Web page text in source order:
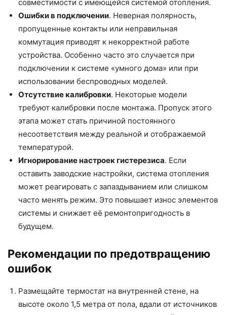
совместимости с имеющейся системой отопления.
Ошибки в подключении. Неверная полярность,
пропущенные контакты или неправильная
коммутация приводят к некорректной работе
устройства. Особенно часто это случается при
подключении к системе «умного дома» или при
использовании беспроводных моделей.
Отсутствие калибровки. Некоторые модели
требуют калибровки после монтажа. Пропуск этого
этапа может стать причиной постоянного
несоответствия между реальной и отображаемой
температурой.
Игнорирование настроек гистерезиса. Если
оставить заводские настройки, система отопления
может реагировать с запаздыванием или слишком
часто менять режим. Это повышает износ элементов
системы и снижает её ремонтопригодность в
будущем.
Рекомендации по предотвращению
ошибок
Размещайте термостат на внутренней стене, на
высоте около 1,5 метра от пола, вдали от источников